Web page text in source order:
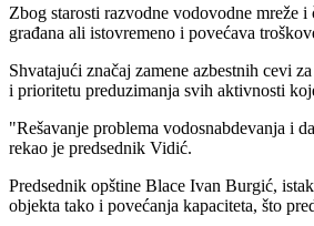
Zbog starosti razvodne vodovodne mreže
građana ali istovremeno i povećava
Shvatajući značaj zamene azbestnih cevi
i prioritetu preduzimanja svih aktivnosti
"Rešavanje problema vodosnabdevanja i
rekao je predsednik Vidić.
Predsednik opštine Blace Ivan Burgić,
objekta tako i povećanja kapaciteta, što